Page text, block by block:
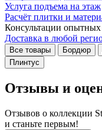
Услуга подъема на этаж
Расчёт плитки и
Консультации опытных
Доставка в любой
Все товары Бордюр
Плинтус
Отзывы и
Отзывов о коллекции
и станьте первым!